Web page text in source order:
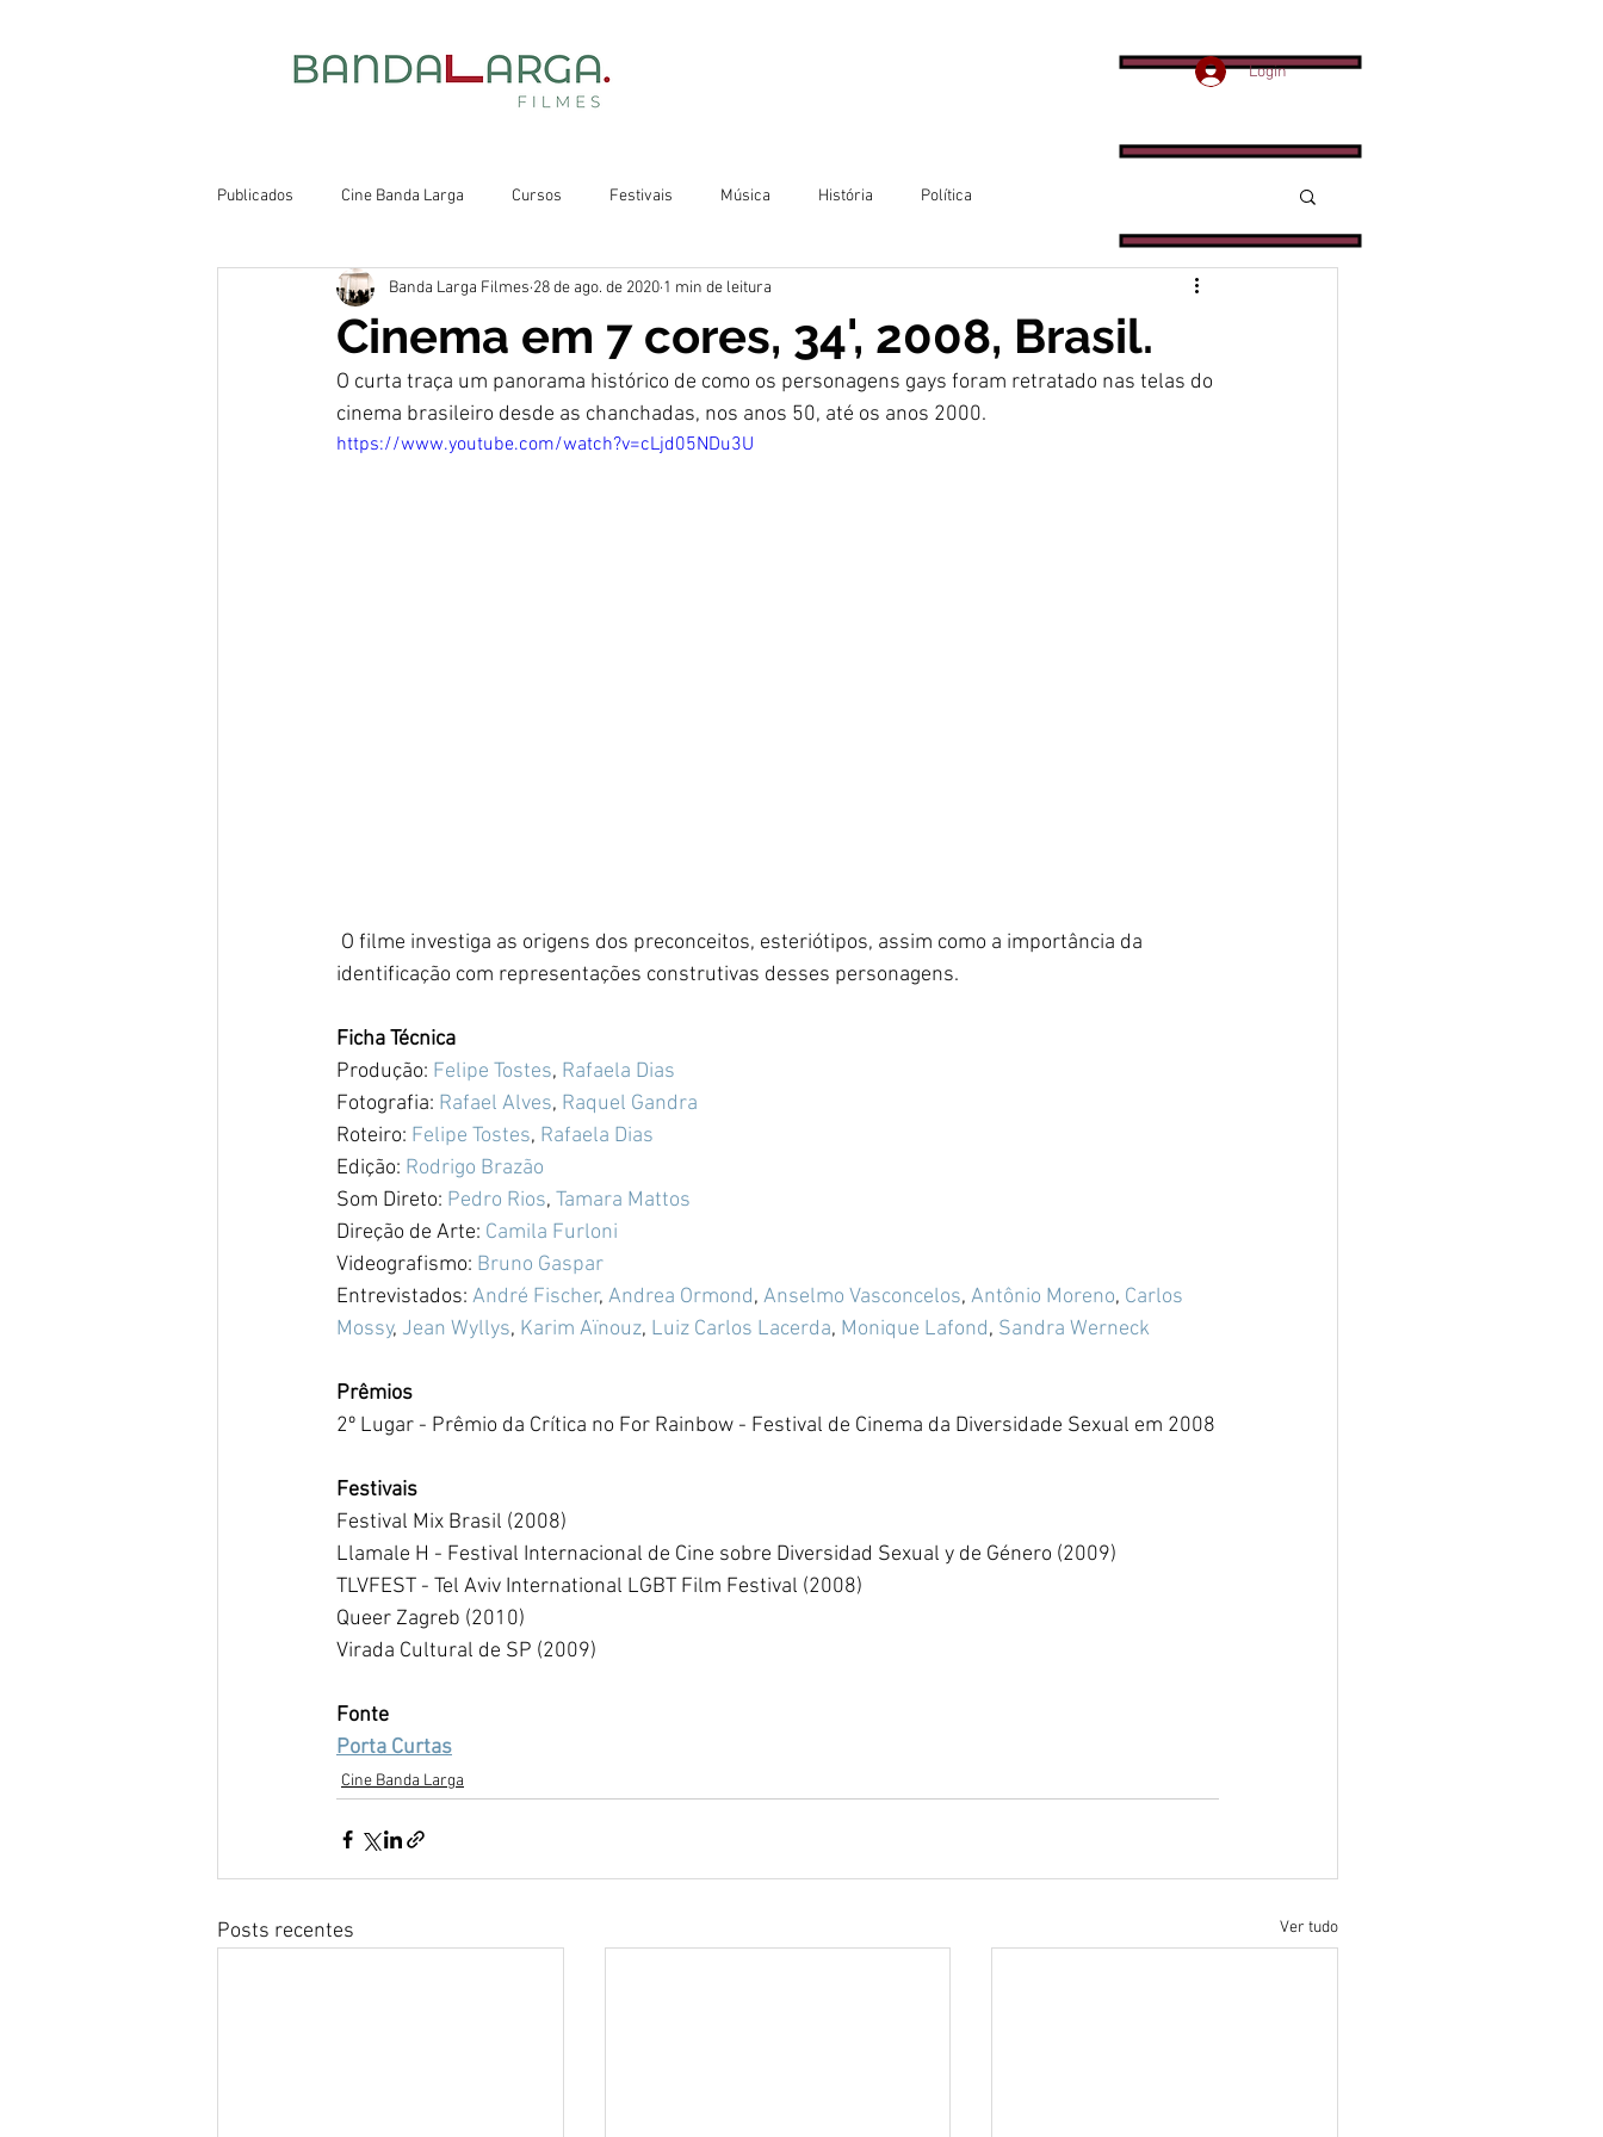
Login
Publicados Cine Banda Larga Cursos Festivais Música História Política
Cinema em 7 cores, 34', 2008, Brasil.
Banda Larga Filmes 28 de ago. de 2020 1 min de leitura
O curta traça um panorama histórico de como os personagens gays foram retratado nas telas do
cinema brasileiro desde as chanchadas, nos anos 50, até os anos 2000.
https://www.youtube.com/watch?v=cLjd05NDu3U
identificação com representações construtivas desses personagens.
Ficha Técnica
Produção: Felipe Tostes, Rafaela Dias
Fotografia: Rafael Alves, Raquel Gandra
Roteiro: Felipe Tostes, Rafaela Dias
Edição: Rodrigo Brazão
Som Direto: Pedro Rios, Tamara Mattos
Direção de Arte: Camila Furloni
Videografismo: Bruno Gaspar
Entrevistados: André Fischer, Andrea Ormond, Anselmo Vasconcelos, Antônio Moreno, Carlos
Mossy, Jean Wyllys, Karim Aïnouz, Luiz Carlos Lacerda, Monique Lafond, Sandra Werneck
Prêmios
2º Lugar - Prêmio da Crítica no For Rainbow - Festival de Cinema da Diversidade Sexual em 2008
Festivais
Festival Mix Brasil (2008)
Llamale H - Festival Internacional de Cine sobre Diversidad Sexual y de Género (2009)
TLVFEST - Tel Aviv International LGBT Film Festival (2008)
Queer Zagreb (2010)
Virada Cultural de SP (2009)
Fonte
Porta Curtas
Cine Banda Larga
Posts recentes Ver tudo